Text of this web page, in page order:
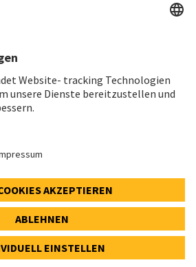
© 2026 Implenia AG